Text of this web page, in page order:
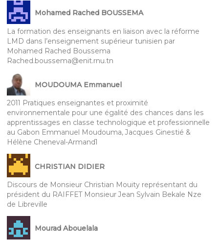
Mohamed Rached BOUSSEMA
La formation des enseignants en liaison avec la réforme
LMD dans l’enseignement supérieur tunisien par
Mohamed Rached Boussema
Rached.boussema@enit.rnu.tn
MOUDOUMA Emmanuel
2011 Pratiques enseignantes et proximité
environnementale pour une égalité des chances dans les
apprentissages en classe technologique et professionnelle
au Gabon Emmanuel Moudouma, Jacques Ginestié &
Hélène Cheneval-Armand1
CHRISTIAN DIDIER
Discours de Monsieur Christian Mouity représentant du
président du RAIFFET Monsieur Jean Sylvain Bekale Nze
de Libreville
Mourad Abouelala